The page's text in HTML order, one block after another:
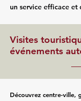
un service efficace et
Visites
événements
Découvrez centre-ville,